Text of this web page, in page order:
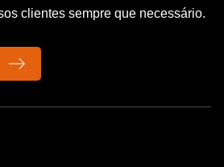
clientes sempre que necessário.